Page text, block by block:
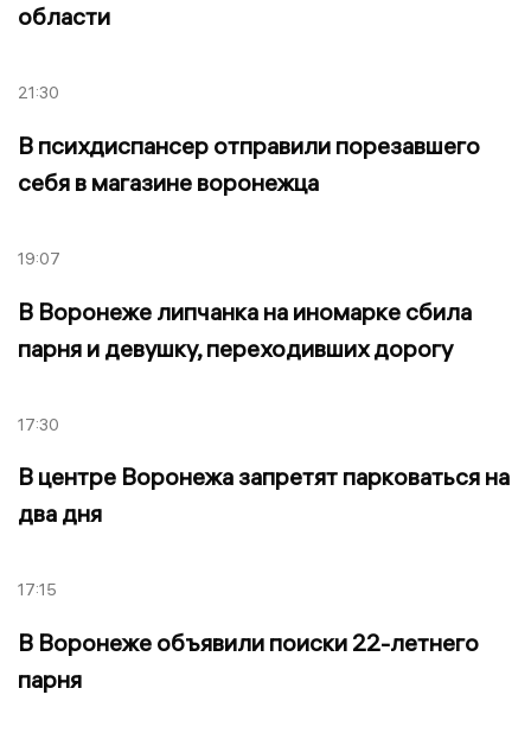
области
21:30
В психдиспансер отправили порезавшего
себя в магазине воронежца
19:07
В Воронеже липчанка на иномарке сбила
парня и девушку, переходивших дорогу
17:30
В центре Воронежа запретят парковаться на
два дня
17:15
В Воронеже объявили поиски 22-летнего
парня